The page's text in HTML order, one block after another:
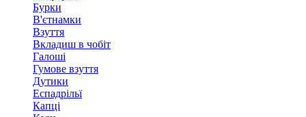
Бурки
В'єтнамки
Взуття
Вкладиш в чобіт
Галоші
Гумове взуття
Дутики
Еспадрільї
Капці